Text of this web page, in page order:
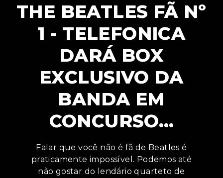
THE BEATLES FÃ Nº
1 - TELEFONICA
DARÁ BOX
EXCLUSIVO DA
BANDA EM
CONCURSO…
Falar que você não é fã de Beatles é
praticamente impossível. Podemos até
não gostar do lendário quarteto de